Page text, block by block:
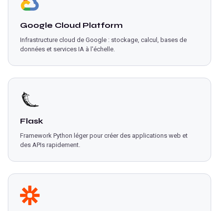
Google Cloud Platform
Infrastructure cloud de Google : stockage, calcul, bases de
données et services IA à l'échelle.
Flask
Framework Python léger pour créer des applications web et
des APIs rapidement.